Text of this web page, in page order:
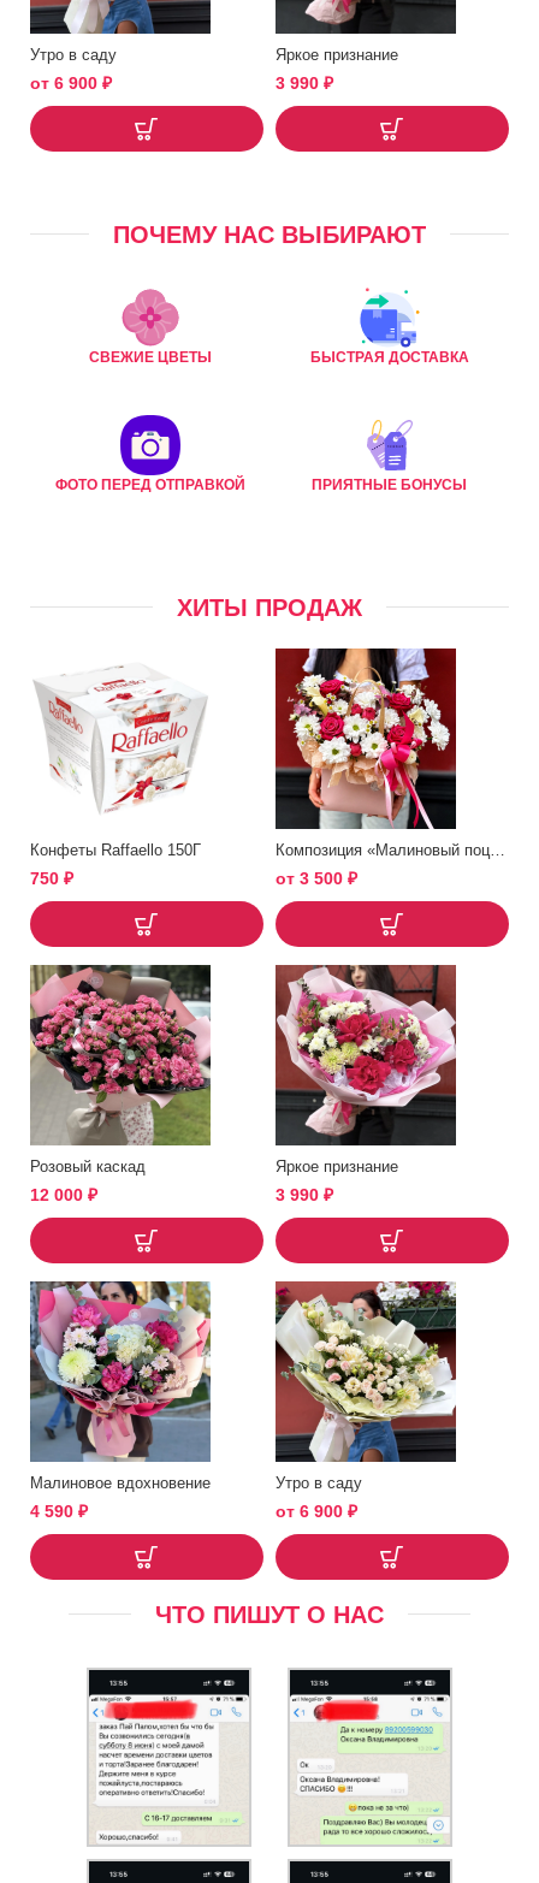
Утро в саду
от 6 900 ₽
Яркое признание
3 990 ₽
ПОЧЕМУ НАС ВЫБИРАЮТ
СВЕЖИЕ ЦВЕТЫ БЫСТРАЯ ДОСТАВКА
ФОТО ПЕРЕД ОТПРАВКОЙ ПРИЯТНЫЕ БОНУСЫ
ХИТЫ ПРОДАЖ
Конфеты Raffaello 150Г
750 ₽ от 3 500 ₽
Розовый каскад
12 000 ₽
Яркое признание
3 990 ₽
Малиновое вдохновение
4 590 ₽
Утро в саду
от 6 900 ₽
ЧТО ПИШУТ О НАС